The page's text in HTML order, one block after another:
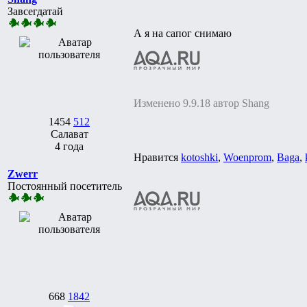
Завсегдатай
1454 512
Салават
4 года
А я на сапог снимаю
Изменено 9.9.18 автор Shang
Нравится kotoshki, Woenprom, Baga,
Zwerr
Постоянный посетитель
668 1842